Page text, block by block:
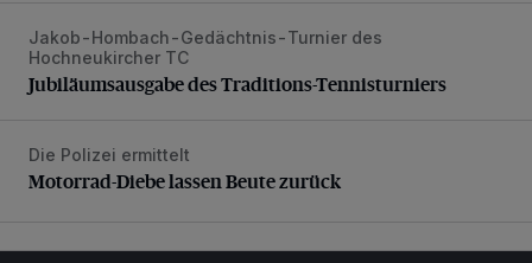
Jubiläumsausgabe des Traditions-Tennisturniers
Jakob-Hombach-Gedächtnis-Turnier des
Hochneukircher TC
Jubiläumsausgabe des Traditions-Tennisturniers
Motorrad-Diebe lassen Beute zurück
Die Polizei ermittelt
Motorrad-Diebe lassen Beute zurück